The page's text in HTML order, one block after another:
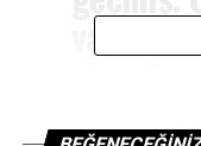
var, ne
hesap